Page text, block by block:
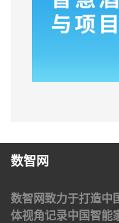
数智网
数智网致力于打造中
体视角记录中国智能